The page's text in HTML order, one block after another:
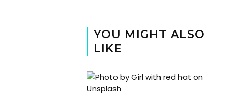
YOU MIGHT ALSO
LIKE